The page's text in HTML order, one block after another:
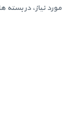
مورد نیاز، در بسته های 25